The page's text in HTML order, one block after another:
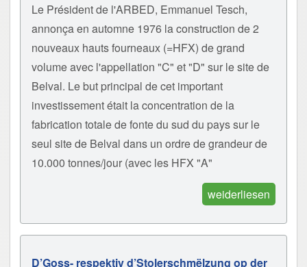
Le Président de l'ARBED, Emmanuel Tesch,
annonça en automne 1976 la construction de 2
nouveaux hauts fourneaux (=HFX) de grand
volume avec l'appellation "C" et "D" sur le site de
Belval. Le but principal de cet important
investissement était la concentration de la
fabrication totale de fonte du sud du pays sur le
seul site de Belval dans un ordre de grandeur de
10.000 tonnes/jour (avec les HFX "A"
weiderliesen
D’Goss- respektiv d’Stolerschmëlzung op der